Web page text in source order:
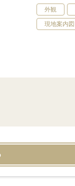
外観
現地案内図